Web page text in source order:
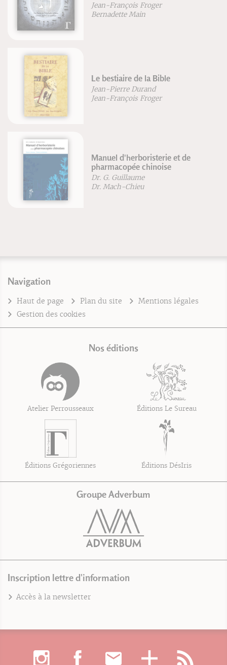
Jean-François Froger
Bernadette Main
Le bestiaire de la Bible
Jean-Pierre Durand
Jean-François Froger
Manuel d'herboristerie et de
pharmacopée chinoise
Dr. G. Guillaume
Dr. Mach-Chieu
Navigation
Haut de page Plan du site
Mentions légales
Gestion des cookies
Nos éditions
Atelier Perrousseaux Éditions Le Sureau
Éditions Grégoriennes Éditions DésIris
Groupe Adverbum
Inscription lettre d'information
Accès à la newsletter